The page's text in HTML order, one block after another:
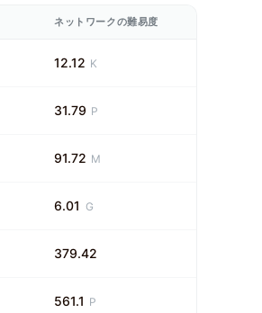
ネットワークの難易度
12.12 K
31.79 P
91.72 M
6.01 G
379.42
561.1 P